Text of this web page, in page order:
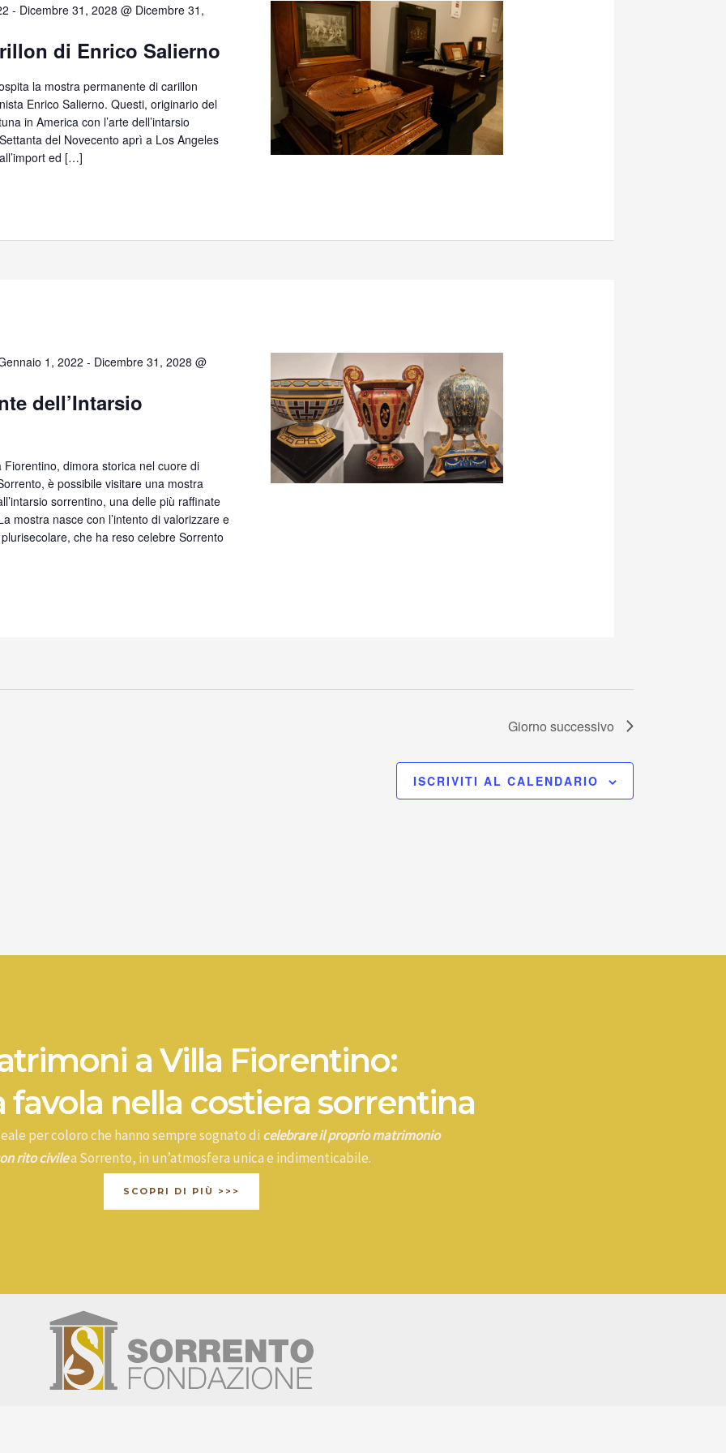
di Enrico Salierno
- Dicembre 31, 2028 @ Dicembre 31,
la mostra permanente di carillon
Enrico Salierno. Questi, originario del
in America con l’arte dell’intarsio
del Novecento aprì a Los Angeles
ed […]
dell’Intarsio
1, 2022 - Dicembre 31, 2028 @
Fiorentino, dimora storica nel cuore di
è possibile visitare una mostra
sorrentino, una delle più raffinate
mostra nasce con l’intento di valorizzare e
che ha reso celebre Sorrento
Giorno successivo
ISCRIVITI AL CALENDARIO
a Villa Fiorentino:
nella costiera sorrentina
per coloro che hanno sempre sognato di celebrare il proprio matrimonio
rito civilea Sorrento, in un’atmosfera unica e indimenticabile.
SCOPRI DI PIÙ >>>